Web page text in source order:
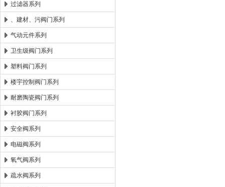
过滤器系列
、建材、污阀门系列
气动元件系列
卫生级阀门系列
塑料阀门系列
楼宇控制阀门系列
耐磨陶瓷阀门系列
衬胶阀门系列
安全阀系列
电磁阀系列
氧气阀系列
疏水阀系列